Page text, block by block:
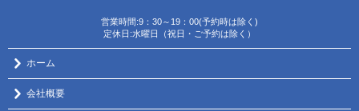
営業時間:9：30～19：00(予約時は除く)
定休日:水曜日（祝日・ご予約は除く）
ホーム
会社概要